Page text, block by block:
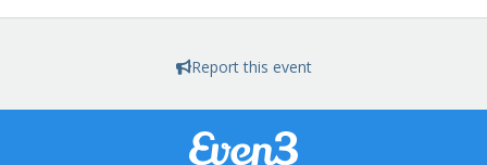
Report this event